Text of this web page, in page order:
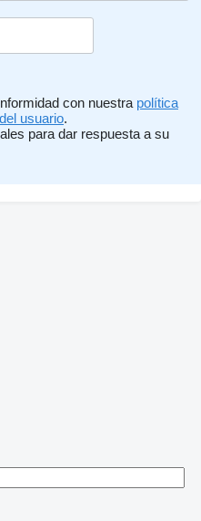
con nuestra política
usuario.
para dar respuesta a su